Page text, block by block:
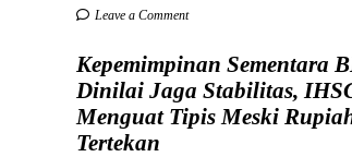
Leave a Comment
Kepemimpinan Sementara
Dinilai Jaga Stabilitas,
Menguat Tipis Meski
Tertekan